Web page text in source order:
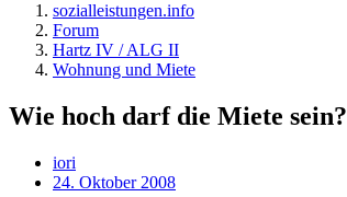
sozialleistungen.info
Forum
Hartz IV / ALG II
Wohnung und Miete
Wie hoch darf die Miete sein?
iori
24. Oktober 2008